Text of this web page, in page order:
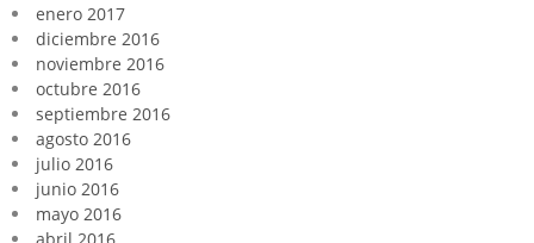
enero 2017
diciembre 2016
noviembre 2016
octubre 2016
septiembre 2016
agosto 2016
julio 2016
junio 2016
mayo 2016